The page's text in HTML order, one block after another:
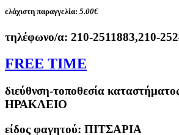
ελάχιστη παραγγελία: 5.00€
τηλέφωνο/α: 210-2511883,210-
FREE TIME
διεύθνση-τοποθεσία
ΗΡΑΚΛΕΙΟ
είδος φαγητού: ΠΙΤΣΑΡΙΑ